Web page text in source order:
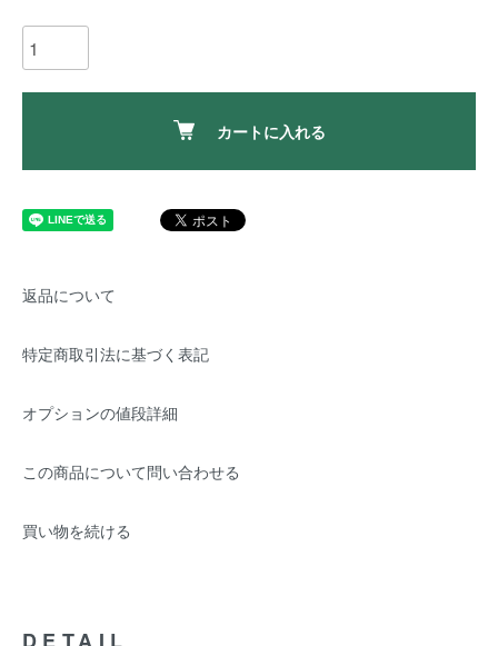
カートに入れる
返品について
特定商取引法に基づく表記
オプションの値段詳細
この商品について問い合わせる
買い物を続ける